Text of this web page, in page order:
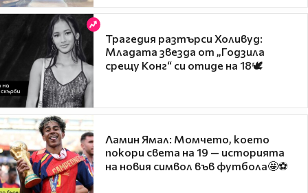
Трагедия разтърси Холивуд:
Младата звезда от „Годзила
срещу Конг“ си отиде на 18🕊️
Ламин Ямал: Момчето, което
покори света на 19 — историята
на новия символ във футбола🤩⚽